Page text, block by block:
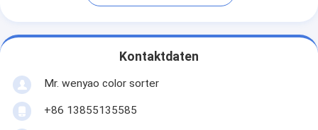
Kontaktdaten
Mr. wenyao color sorter
+86 13855135585